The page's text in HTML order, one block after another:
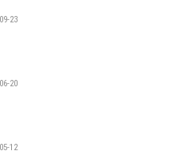
23
20
12